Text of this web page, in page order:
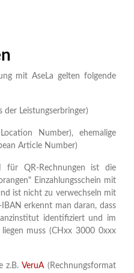
mit AseLa gelten folgende
der Leistungserbringer)
Number), ehemalige
Article Number)
für QR-Rechnungen ist die
Einzahlungsschein mit
ist nicht zu verwechseln mit
erkennt man daran, dass
identifiziert und im
muss (CHxx 3000 0xxx
z.B. VeruA(Rechnungsformat